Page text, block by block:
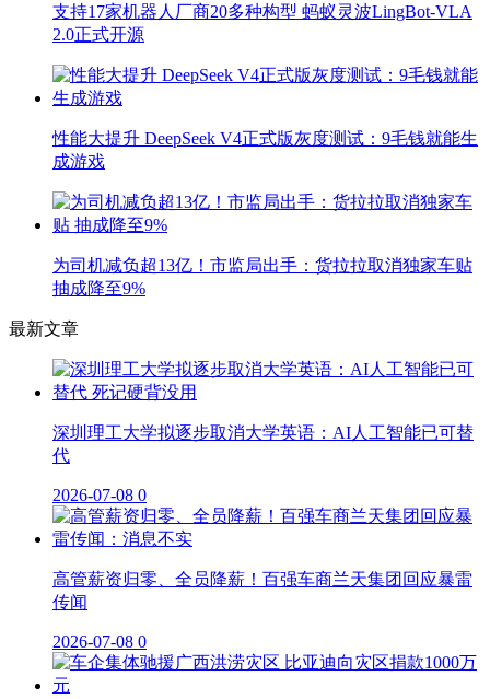
支持17家机器人厂商20多种构型 蚂蚁灵波LingBot-VLA
2.0正式开源
性能大提升 DeepSeek V4正式版灰度测试：9毛钱就能生
成游戏
为司机减负超13亿！市监局出手：货拉拉取消独家车贴
抽成降至9%
最新文章
深圳理工大学拟逐步取消大学英语：AI人工智能已可替
代
2026-07-08 0
高管薪资归零、全员降薪！百强车商兰天集团回应暴雷
传闻
2026-07-08 0